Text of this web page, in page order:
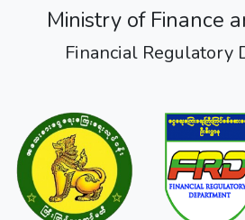
Ministry of Finance
Financial Regulatory